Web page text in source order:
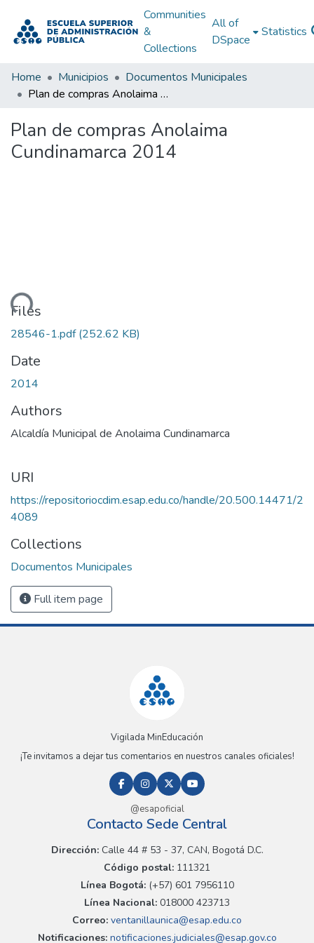
Communities
&
Collections
All of
DSpace
Statistics
Home Municipios
Documentos Municipales
Plan de compras Anolaima Cundinamarca 2014
Plan de compras Anolaima
Cundinamarca 2014
Files
28546-1.pdf(252.62 KB)
Date
2014
Authors
Alcaldía Municipal de Anolaima Cundinamarca
URI
https://repositoriocdim.esap.edu.co/handle/20.500.14471/2
4089
Collections
Documentos Municipales
Full item page
Vigilada MinEducación
¡Te invitamos a dejar tus comentarios en nuestros canales oficiales!
@esapoficial
Contacto Sede Central
Dirección:Calle 44 # 53 - 37, CAN, Bogotá D.C.
Código postal: 111321
Línea Bogotá:(+57) 601 7956110
Línea Nacional: 018000 423713
Correo: ventanillaunica@esap.edu.co
Notificaciones:notificaciones.judiciales@esap.gov.co